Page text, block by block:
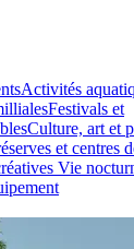
Activités
Festivals et
Culture, art et
et centres
Vie